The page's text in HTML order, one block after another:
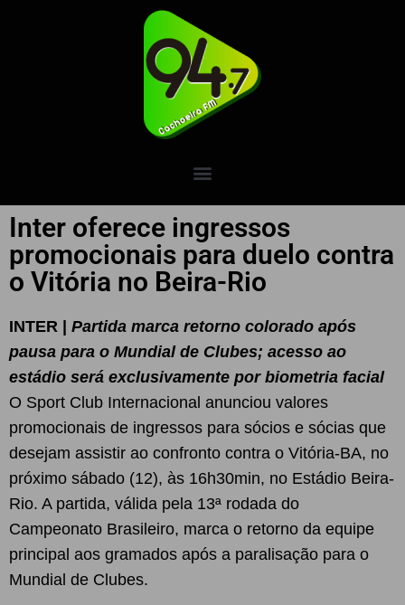
Inter oferece ingressos
promocionais para duelo contra
o Vitória no Beira-Rio
INTER | Partida marca retorno colorado após
pausa para o Mundial de Clubes; acesso ao
estádio será exclusivamente por biometria facial
O Sport Club Internacional anunciou valores
promocionais de ingressos para sócios e sócias que
desejam assistir ao confronto contra o Vitória-BA, no
próximo sábado (12), às 16h30min, no Estádio Beira-
Rio. A partida, válida pela 13ª rodada do
Campeonato Brasileiro, marca o retorno da equipe
principal aos gramados após a paralisação para o
Mundial de Clubes.